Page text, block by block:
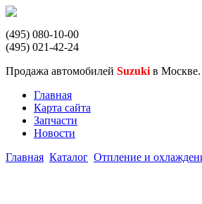
(495) 080-10-00
(495) 021-42-24
Продажа автомобилей Suzuki в Москве.
Главная
Карта сайта
Запчасти
Новости
Главная Каталог Отпление и